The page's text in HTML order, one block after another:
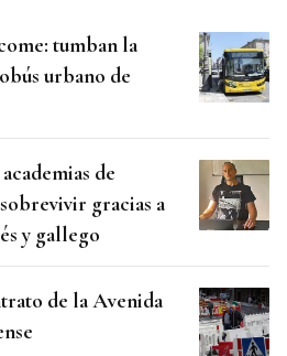
tumban la
urbano de
de
gracias a
y gallego
de la Avenida